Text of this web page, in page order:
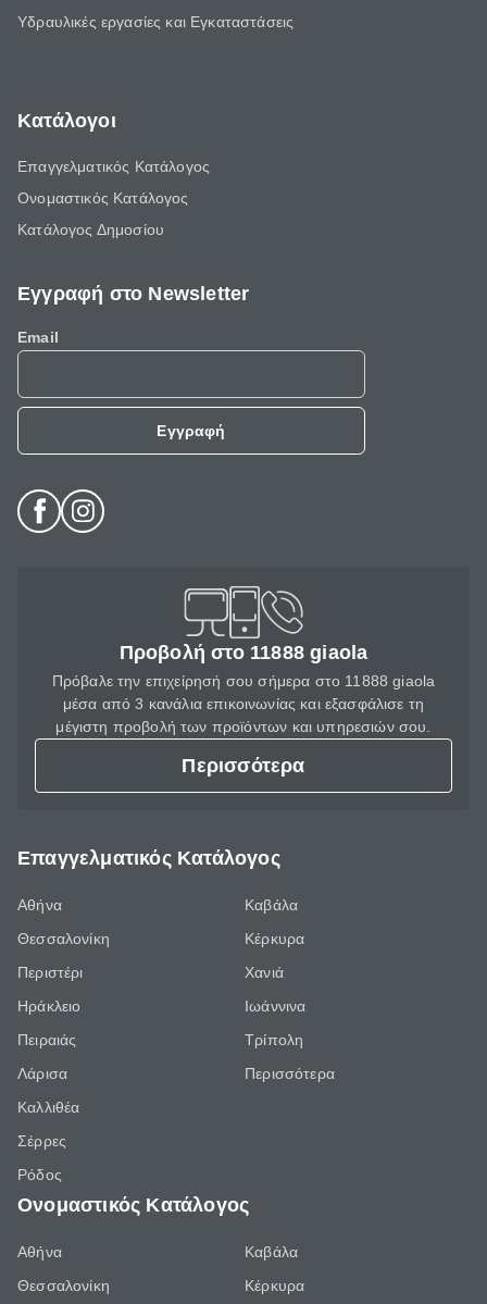
Υδραυλικές εργασίες και Εγκαταστάσεις
Κατάλογοι
Επαγγελματικός Κατάλογος
Ονομαστικός Κατάλογος
Κατάλογος Δημοσίου
Εγγραφή στο Newsletter
Email
Εγγραφή
Προβολή στο 11888 giaola
Πρόβαλε την επιχείρησή σου σήμερα στο 11888 giaola
μέσα από 3 κανάλια επικοινωνίας και εξασφάλισε τη
μέγιστη προβολή των προϊόντων και υπηρεσιών σου.
Περισσότερα
Επαγγελματικός Κατάλογος
Αθήνα
Θεσσαλονίκη
Περιστέρι
Ηράκλειο
Πειραιάς
Λάρισα
Καλλιθέα
Σέρρες
Ρόδος
Καβάλα
Κέρκυρα
Χανιά
Ιωάννινα
Τρίπολη
Περισσότερα
Ονομαστικός Κατάλογος
Αθήνα
Θεσσαλονίκη
Καβάλα
Κέρκυρα